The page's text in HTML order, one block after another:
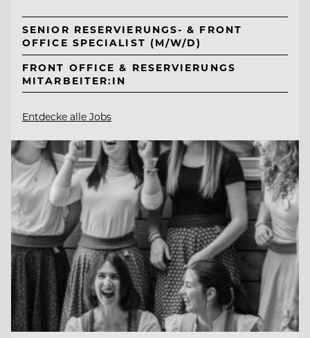
SENIOR RESERVIERUNGS- & FRONT
OFFICE SPECIALIST (M/W/D)
FRONT OFFICE & RESERVIERUNGS
MITARBEITER:IN
Entdecke alle Jobs